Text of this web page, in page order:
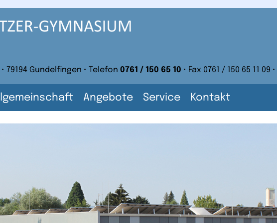
79194 Gundelfingen • Telefon 0761 / 150 65 10 • Fax 0761 / 150 65 11 09 •
Angebote Service Kontakt